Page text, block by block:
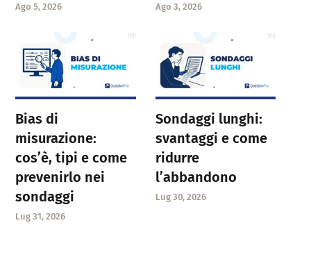
Ago 5, 2026 Ago 3, 2026
Bias di
misurazione:
cos’è, tipi e come
prevenirlo nei
sondaggi
Lug 31, 2026
Sondaggi lunghi:
svantaggi e come
ridurre
l’abbandono
Lug 30, 2026